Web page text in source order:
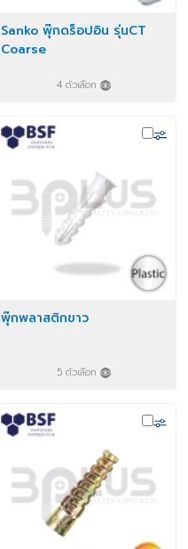
Sanko พุ๊กดร็อปอิน รุ่นCT
Coarse
4 ตัวเลือก
พุ๊กพลาสติกขาว
5 ตัวเลือก